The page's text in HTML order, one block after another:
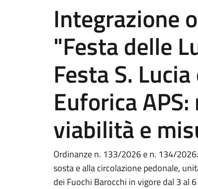
Integrazione
"Festa delle
Festa S.
Euforica
viabilità e
Ordinanze n. 133/2026 e n. 134/
sosta e alla circolazione pedonale,
dei Fuochi Barocchi in vigore dal 3 al